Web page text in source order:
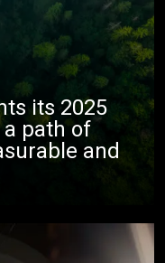
its 2025
a path of
and